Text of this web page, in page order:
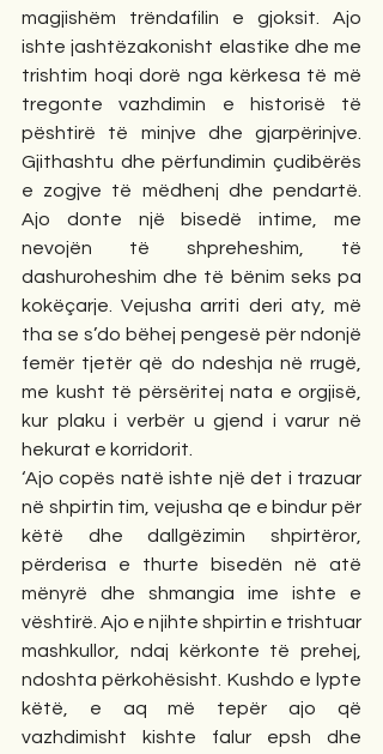
magjishëm trëndafilin e gjoksit. Ajo
ishte jashtëzakonisht elastike dhe me
trishtim hoqi dorë nga kërkesa të më
tregonte vazhdimin e historisë të
pështirë të minjve dhe gjarpërinjve.
Gjithashtu dhe përfundimin çudibërës
e zogjve të mëdhenj dhe pendartë.
Ajo donte një bisedë intime, me
nevojën të shpreheshim, të
dashuroheshim dhe të bënim seks pa
kokëçarje. Vejusha arriti deri aty, më
tha se s’do bëhej pengesë për ndonjë
femër tjetër që do ndeshja në rrugë,
me kusht të përsëritej nata e orgjisë,
kur plaku i verbër u gjend i varur në
hekurat e korridorit.
‘Ajo copës natë ishte një det i trazuar
në shpirtin tim, vejusha qe e bindur për
këtë dhe dallgëzimin shpirtëror,
përderisa e thurte bisedën në atë
mënyrë dhe shmangia ime ishte e
vështirë. Ajo e njihte shpirtin e trishtuar
mashkullor, ndaj kërkonte të prehej,
ndoshta përkohësisht. Kushdo e lypte
këtë, e aq më tepër ajo që
vazhdimisht kishte falur epsh dhe